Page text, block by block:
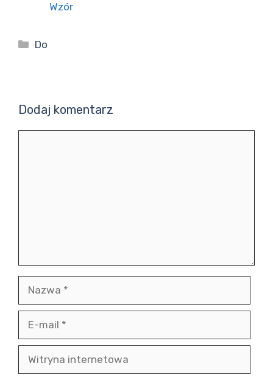
Wzór
Kategorie
Do
Dodaj komentarz
internetowa